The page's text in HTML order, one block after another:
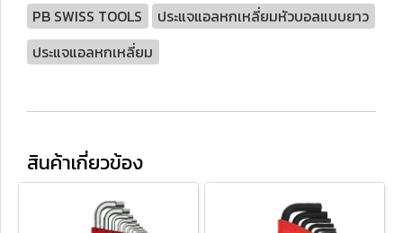
PB SWISS TOOLS
ประแจแอลหกเหลี่ยมหัวบอลแบบยาว
ประแจแอลหกเหลี่ยม
สินค้าเกี่ยวข้อง